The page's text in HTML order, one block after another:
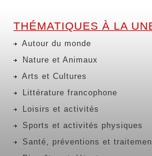
THÉMATIQUES À LA
Autour du monde
Nature et Animaux
Arts et Cultures
Littérature francophone
Loisirs et activités
Sports et activités physiques
Santé, préventions et